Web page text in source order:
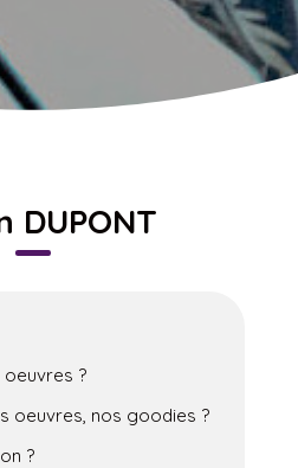
DUPONT
oeuvres ?
oeuvres, nos goodies ?
?